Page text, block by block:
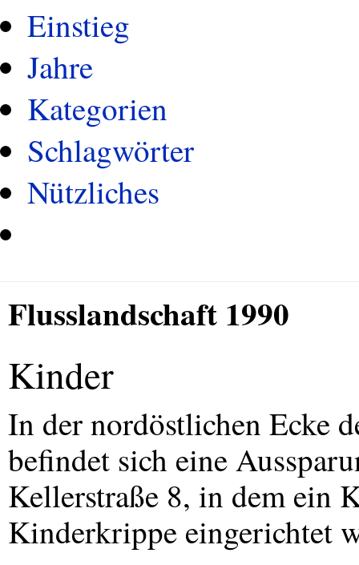
Einstieg
Jahre
Kategorien
Schlagwörter
Nützliches
Flusslandschaft 1990
Kinder
In der nordöstlichen Ecke
befindet sich eine
Kellerstraße 8, in dem ein
Kinderkrippe eingerichtet